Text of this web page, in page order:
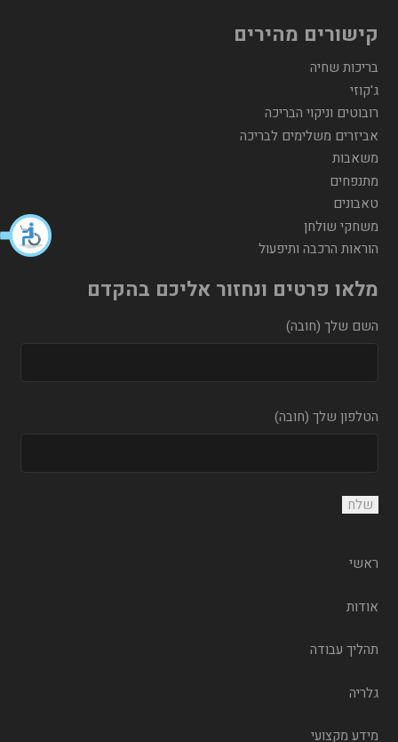
קישורים מהירים
בריכות שחיה
ג'קוזי
רובוטים וניקוי הבריכה
אביזרים משלימים לבריכה
משאבות
מתנפחים
טאבונים
משחקי שולחן
הוראות הרכבה ותיפעול
מלאו פרטים ונחזור אליכם בהקדם
השם שלך (חובה)
הטלפון שלך (חובה)
ראשי
אודות
תהליך עבודה
גלריה
מידע מקצועי